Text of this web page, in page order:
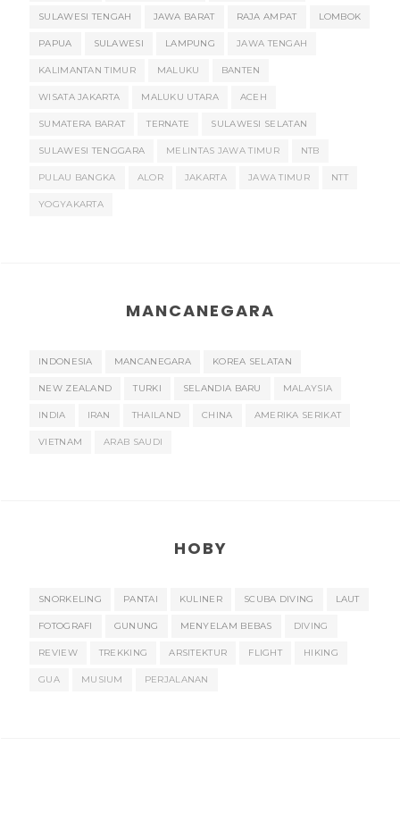
SULAWESI TENGAH JAWA BARAT RAJA AMPAT LOMBOK
PAPUA SULAWESI LAMPUNG JAWA TENGAH
KALIMANTAN TIMUR MALUKU BANTEN
WISATA JAKARTA MALUKU UTARA ACEH
SUMATERA BARAT TERNATE SULAWESI SELATAN
SULAWESI TENGGARA MELINTAS JAWA TIMUR NTB
PULAU BANGKA ALOR JAKARTA JAWA TIMUR NTT
YOGYAKARTA
MANCANEGARA
INDONESIA MANCANEGARA KOREA SELATAN
NEW ZEALAND TURKI SELANDIA BARU MALAYSIA
INDIA IRAN THAILAND CHINA AMERIKA SERIKAT
VIETNAM ARAB SAUDI
HOBY
SNORKELING PANTAI KULINER SCUBA DIVING LAUT
FOTOGRAFI GUNUNG MENYELAM BEBAS DIVING
REVIEW TREKKING ARSITEKTUR FLIGHT HIKING
GUA MUSIUM PERJALANAN